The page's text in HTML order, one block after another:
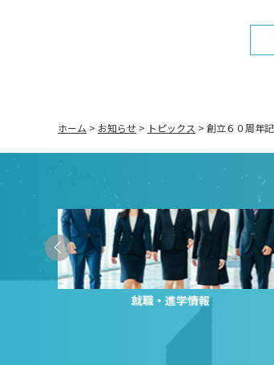
ホーム > お知らせ > トピックス > 創立６０周年
就職・進学情報